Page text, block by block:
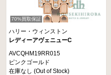
70%買取保証
ハリー・ウィンストン
レディーアヴェニューC
AVCQHM19RR015
ピンクゴールド
在庫なし (Out of Stock)